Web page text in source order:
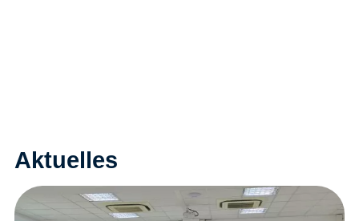
Aktuelles